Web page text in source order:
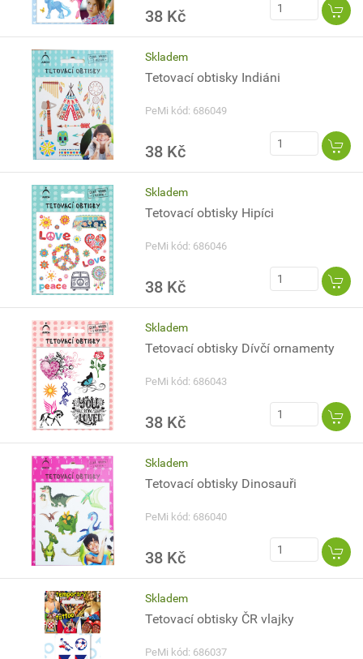
38 Kč
Skladem
Tetovací obtisky Indiáni
PeMi kód: 686049
38 Kč
Skladem
Tetovací obtisky Hipíci
PeMi kód: 686046
38 Kč
Skladem
Tetovací obtisky Dívčí ornamenty
PeMi kód: 686043
38 Kč
Skladem
Tetovací obtisky Dinosauři
PeMi kód: 686040
38 Kč
Skladem
Tetovací obtisky ČR vlajky
PeMi kód: 686037